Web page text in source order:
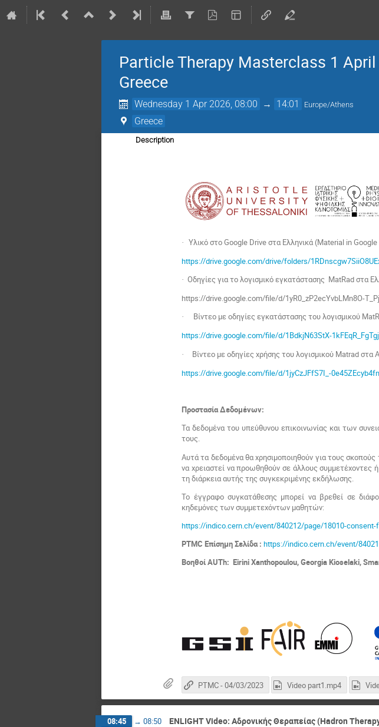
Particle Therapy Masterclass 1
Greece
Wednesday 1 Apr 2026, 08:00 → 14:01 Europe/Athens
Greece
Description
·
Υλικό στο Google Drive στα Ελληνικά (Material in
https://drive.google.com/drive/folders/
· Οδηγίες για το λογισμικό εγκατάστασης MatRad στα
https://drive.google.com/file/d/1yR0_zP2ecYvbLMn8O-
·
Βίντεο με οδηγίες εγκατάστασης του λογισμικού
https://drive.google.com/file/d/1BdkjN63StX-
·
Βίντεο με οδηγίες χρήσης του λογισμικού Matrad
https://drive.google.com/file/d/1jyCzJFfS7I_-
Προστασία Δεδομένων:
Τα δεδομένα του υπεύθυνου επικοινωνίας και των
τους.
Αυτά τα δεδομένα θα χρησιμοποιηθούν για τους
να χρειαστεί να προωθηθούν σε άλλους συμμετέχοντες
τη διάρκεια αυτής της συγκεκριμένης εκδήλωσης.
Το έγγραφο συγκατάθεσης μπορεί να βρεθεί σε
κηδεμόνες των συμμετεχόντων μαθητών:
https://indico.cern.ch/event/840212/page/18010-consent-
PTMC Επίσημη Σελίδα : https://indico.cern.ch/event/
Βοηθοί AUTh: Eirini Xanthopoulou, Georgia Kioselaki,
PTMC - 04/03/2023 Video part1.mp4
08:45 → 08:50 ENLIGHT Video: Αδρονικής Θεραπείας (Hadron